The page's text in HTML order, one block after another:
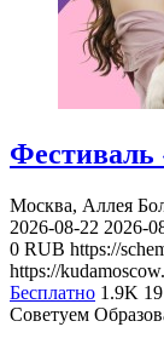
Москва, Аллея
2026-08-22 2026-
0 RUB https://
https://
Бесплатно 1.9K 19
Советуем